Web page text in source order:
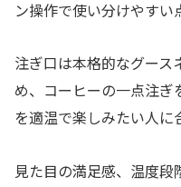
ン操作で使い分けやすい
注ぎ口は本格的なグース
め、コーヒーの一点注
を適温で楽しみたい人に
見た目の満足感、温度